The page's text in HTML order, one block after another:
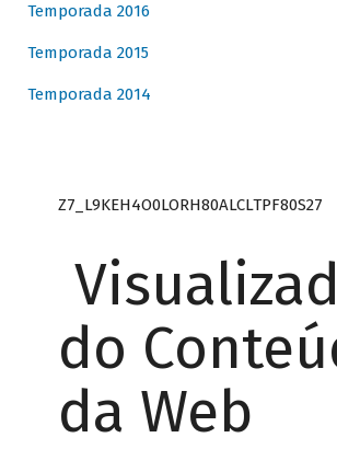
Temporada 2016
Temporada 2015
Temporada 2014
Z7_L9KEH4O0LORH80ALCLTPF80S27
do
da Web